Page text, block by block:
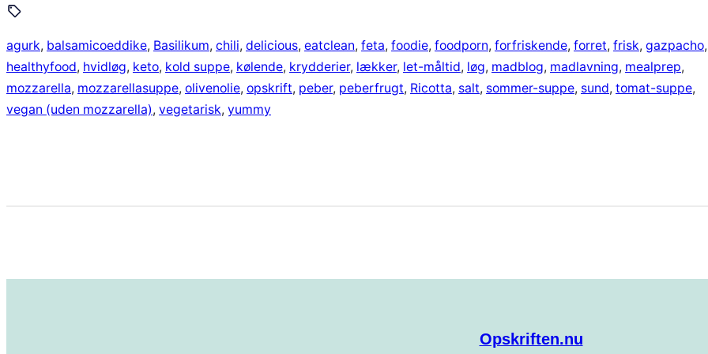
agurk, balsamicoeddike, Basilikum, chili, delicious, eatclean, feta, foodie, foodporn, forfriskende, forret, frisk, gazpacho
healthyfood, hvidløg, keto, kold suppe, kølende, krydderier, lækker, let-måltid, løg, madblog, madlavning, mealprep
mozzarella, mozzarellasuppe, olivenolie, opskrift, peber, peberfrugt, Ricotta, salt, sommer-suppe, sund, tomat-suppe
vegan (uden mozzarella), vegetarisk, yummy
Opskriften.nu